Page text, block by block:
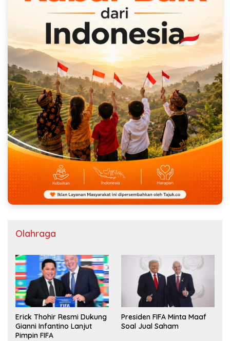
Olahraga
Erick Thohir Resmi Dukung
Gianni Infantino Lanjut
Pimpin FIFA
Presiden FIFA Minta Maaf
Soal Jual Saham